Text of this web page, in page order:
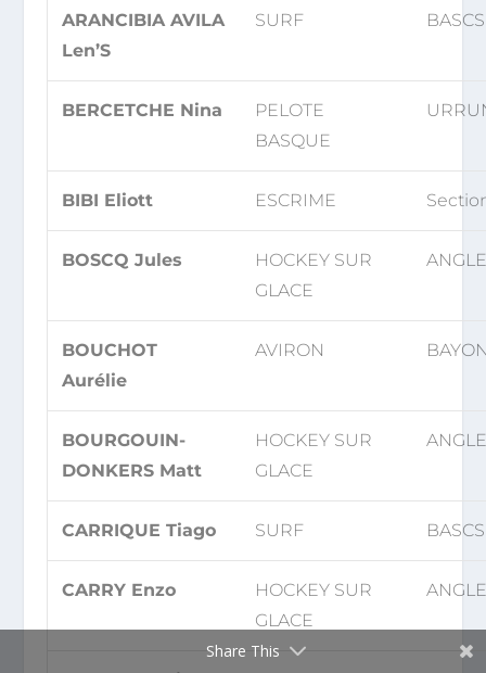
ARANCIBIA AVILA
Len’S
SURF
BERCETCHE Nina
PELOTE
BASQUE
BIBI Eliott ESCRIME
BOSCQ Jules
HOCKEY SUR
GLACE
BOUCHOT
Aurélie
AVIRON
BOURGOUIN-
DONKERS Matt
HOCKEY SUR
GLACE
CARRIQUE Tiago SURF
CARRY Enzo
HOCKEY SUR
GLACE
Share This